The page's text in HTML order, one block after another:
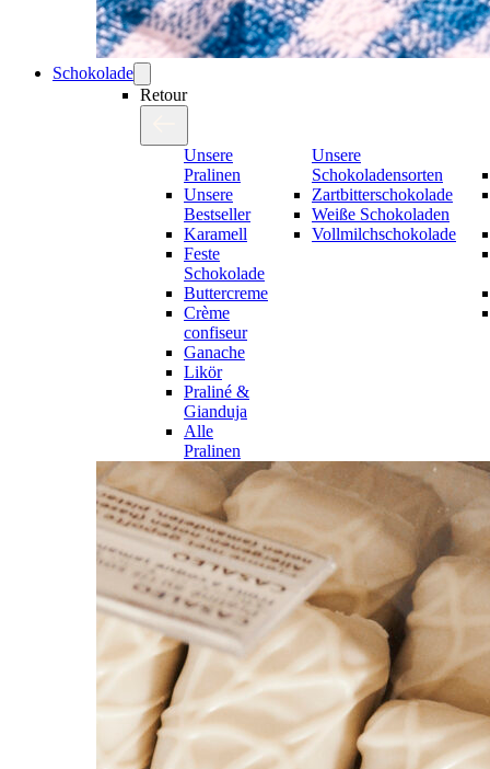
Schokolade
Retour
Unsere
Pralinen
Unsere
Bestseller
Karamell
Feste
Schokolade
Buttercreme
Crème
confiseur
Ganache
Likör
Praliné &
Gianduja
Alle
Pralinen
Unsere
Schokoladensorten
Zartbitterschokolade
Weiße Schokoladen
Vollmilchschokolade